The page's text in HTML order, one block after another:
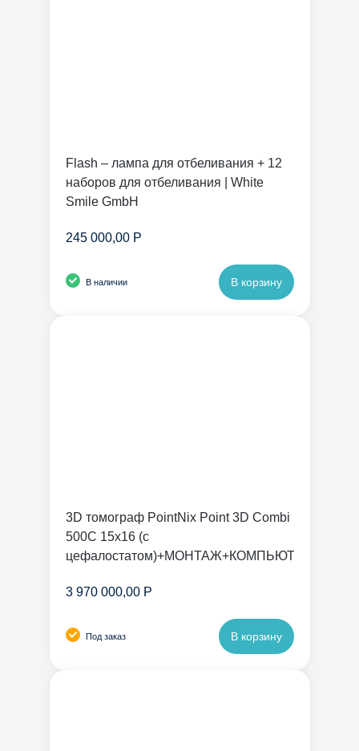
Flash – лампа для отбеливания + 12
наборов для отбеливания | White
Smile GmbH
245 000,00 Р
В наличии В корзину
3D томограф PointNix Point 3D Combi
500C 15х16 (с
цефалостатом)+МОНТАЖ+КОМПЬЮТЕР
3 970 000,00 Р
Под заказ В корзину